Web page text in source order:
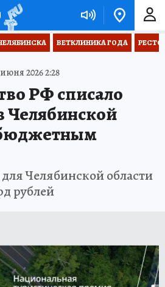
ВЕТКЛИНИКА ГОДА
2026 2:28
РФ списало
Челябинской
Челябинской области
рублей